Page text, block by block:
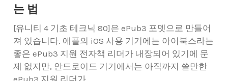
는 법
[유니티 4 기초 테크닉 80]은 ePub3 포멧으로 만들어
져 있습니다. 애플의 iOS 사용 기기에는 아이북스라는
좋은 ePub3 지원 전자책 리더가 내장되어 있기에 문
제 없지만, 안드로이드 기기에서는 아직까지 쓸만한